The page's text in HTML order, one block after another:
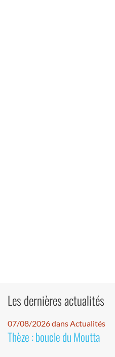
Les dernières actualités
07/08/2026 dans Actualités
Thèze : boucle du Moutta